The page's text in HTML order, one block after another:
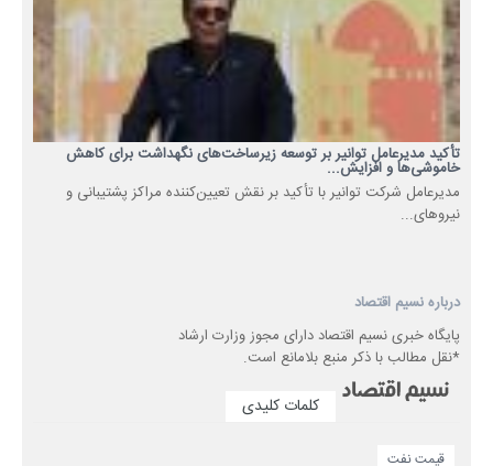
تأکید مدیرعامل توانیر بر توسعه زیرساخت‌های نگهداشت برای کاهش
خاموشی‌ها و افزایش...
مدیرعامل شرکت توانیر با تأکید بر نقش تعیین‌کننده مراکز پشتیبانی و
نیروهای...
درباره نسیم اقتصاد
پایگاه خبری نسیم اقتصاد دارای مجوز وزارت ارشاد
*نقل مطالب با ذکر منبع بلامانع است.
کلمات کلیدی
قیمت نفت